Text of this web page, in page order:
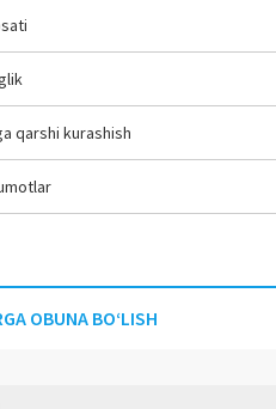
qarshi kurashish
OBUNA BO‘LISH